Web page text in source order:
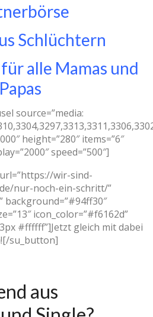
Schlüchtern
alle Mamas und
Papas
source=”media:
height=”280″ items=”6″
speed=”500″]
wir-sind-
nur-noch-ein-schritt/”
background=”#94ff30″
icon_color=”#f6162d”
#ffffff”]Jetzt gleich mit dabei
su_button]
aus